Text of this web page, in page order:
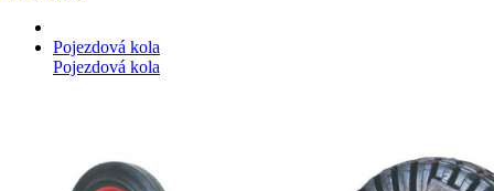
Pojezdová kola
Pojezdová kola